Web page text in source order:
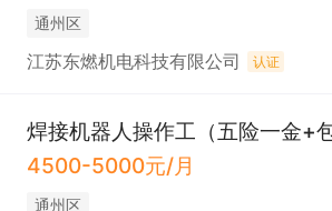
通州区
江苏东燃机电科技有限公司 认证
4500-5000元/月
通州区